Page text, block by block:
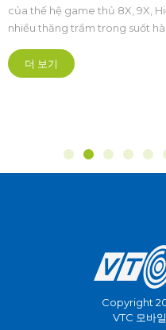
của thế hệ game thủ 8X, 9X,
nhiều thăng trầm trong suốt
더 보기
Copyright
VTC 모바